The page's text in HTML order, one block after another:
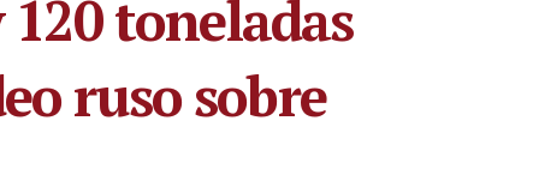
toneladas
ruso sobre